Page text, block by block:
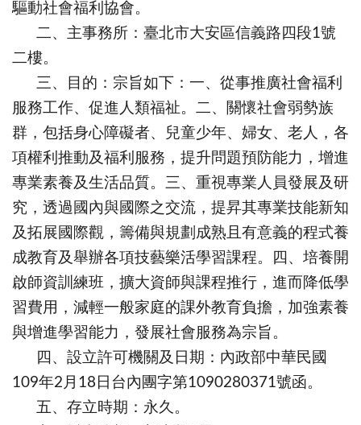
驅動社會福利協會。
二、主事務所：臺北市大安區信義路四段1號
二樓。
三、目的：宗旨如下：一、從事推廣社會福利
服務工作、促進人類福祉。二、關懷社會弱勢族
群，包括身心障礙者、兒童少年、婦女、老人，各
項權利推動及福利服務，提升問題預防能力，增進
專業素養及生活品質。三、重視專業人員發展及研
究，透過國內與國際之交流，提昇其專業技能新知
及拓展國際觀，籌備與規劃成熟且有意義的程式養
成教育及舉辦各項技藝樂活學習課程。四、培養開
啟師資訓練班，擴大資師與課程推行，進而降低學
習費用，減輕一般家庭的課外教育負擔，加強素養
與增進學習能力，發展社會服務為宗旨。
四、設立許可機關及日期：內政部中華民國
109年2月18日台內團字第1090280371號函。
五、存立時期：永久。